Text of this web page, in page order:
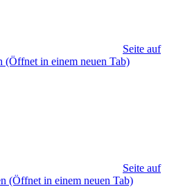
Seite auf
(Öffnet in einem neuen Tab)
Seite auf
(Öffnet in einem neuen Tab)